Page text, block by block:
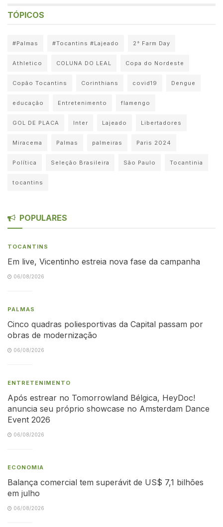
TÓPICOS
#Palmas #Tocantins #Lajeado 2° Farm Day
Athletico COLUNA DO LEAL Copa do Nordeste
Copão Tocantins Corinthians covid19 Dengue
educação Entretenimento flamengo
GOL DE PLACA Inter Lajeado Libertadores
Miracema Palmas palmeiras Paris 2024
Política Seleção Brasileira São Paulo Tocantinia
tocantins
POPULARES
TOCANTINS
Em live, Vicentinho estreia nova fase da campanha
06/08/2026
PALMAS
Cinco quadras poliesportivas da Capital passam por
obras de modernização
06/08/2026
ENTRETENIMENTO
Após estrear no Tomorrowland Bélgica, HeyDoc!
anuncia seu próprio showcase no Amsterdam Dance
Event 2026
06/08/2026
ECONOMIA
Balança comercial tem superávit de US$ 7,1 bilhões
em julho
06/08/2026